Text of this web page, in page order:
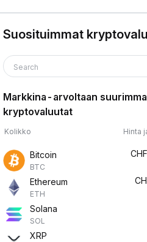
Suosituimmat
Search
Markkina-arvoltaan
kryptovaluutat
Kolikko Hinta
Bitcoin
BTC
CHF
Ethereum
ETH
Solana
SOL
XRP